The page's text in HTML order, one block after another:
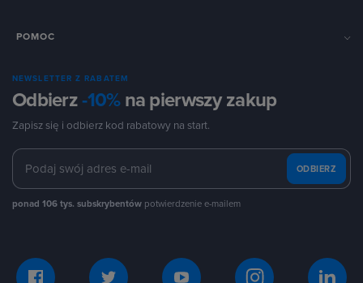
POMOC
NEWSLETTER Z RABATEM
Odbierz-10%na pierwszy zakup
Zapisz się i odbierz kod rabatowy na start.
ODBIERZ
ponad 106 tys. subskrybentów potwierdzenie e-mailem